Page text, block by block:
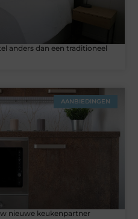
anders dan een traditioneel
AANBIEDINGEN
nieuwe keukenpartner